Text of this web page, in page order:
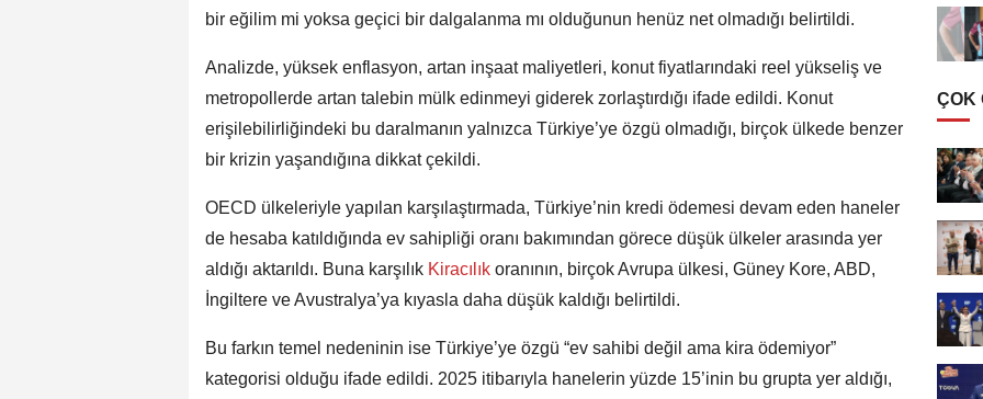
bir eğilim mi yoksa geçici bir dalgalanma mı olduğunun henüz net olmadığı belirtildi.
Analizde, yüksek enflasyon, artan inşaat maliyetleri, konut fiyatlarındaki reel yükseliş ve
metropollerde artan talebin mülk edinmeyi giderek zorlaştırdığı ifade edildi. Konut
erişilebilirliğindeki bu daralmanın yalnızca Türkiye’ye özgü olmadığı, birçok ülkede benzer
bir krizin yaşandığına dikkat çekildi.
OECD ülkeleriyle yapılan karşılaştırmada, Türkiye’nin kredi ödemesi devam eden haneler
de hesaba katıldığında ev sahipliği oranı bakımından görece düşük ülkeler arasında yer
aldığı aktarıldı. Buna karşılık Kiracılık oranının, birçok Avrupa ülkesi, Güney Kore, ABD,
İngiltere ve Avustralya’ya kıyasla daha düşük kaldığı belirtildi.
Bu farkın temel nedeninin ise Türkiye’ye özgü “ev sahibi değil ama kira ödemiyor”
kategorisi olduğu ifade edildi. 2025 itibarıyla hanelerin yüzde 15’inin bu grupta yer aldığı,
ÇOK